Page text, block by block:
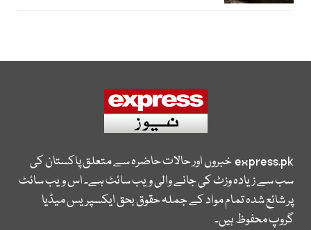
express.pkخبروں اور حالات حاضرہ سے متعلق پاکستان کی
سب سے زیادہ وزٹ کی جانے والی ویب سائٹ ہے۔ اس ویب سائٹ
پر شائع شدہ تمام مواد کے جملہ حقوق بحق ایکسپریس میڈیا
گروپ محفوظ ہیں۔